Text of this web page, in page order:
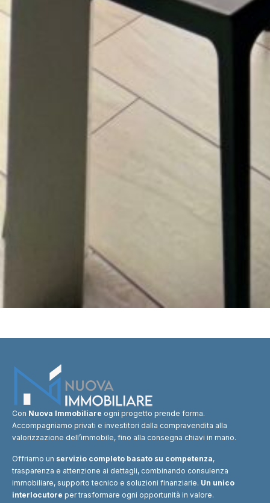
Con Nuova Immobiliare ogni progetto prende forma.
Accompagniamo privati e investitori dalla compravendita alla
valorizzazione dell’immobile, fino alla consegna chiavi in mano.
Offriamo un servizio completo basato su competenza,
trasparenza e attenzione ai dettagli, combinando consulenza
immobiliare, supporto tecnico e soluzioni finanziarie. Un unico
interlocutore per trasformare ogni opportunità in valore.